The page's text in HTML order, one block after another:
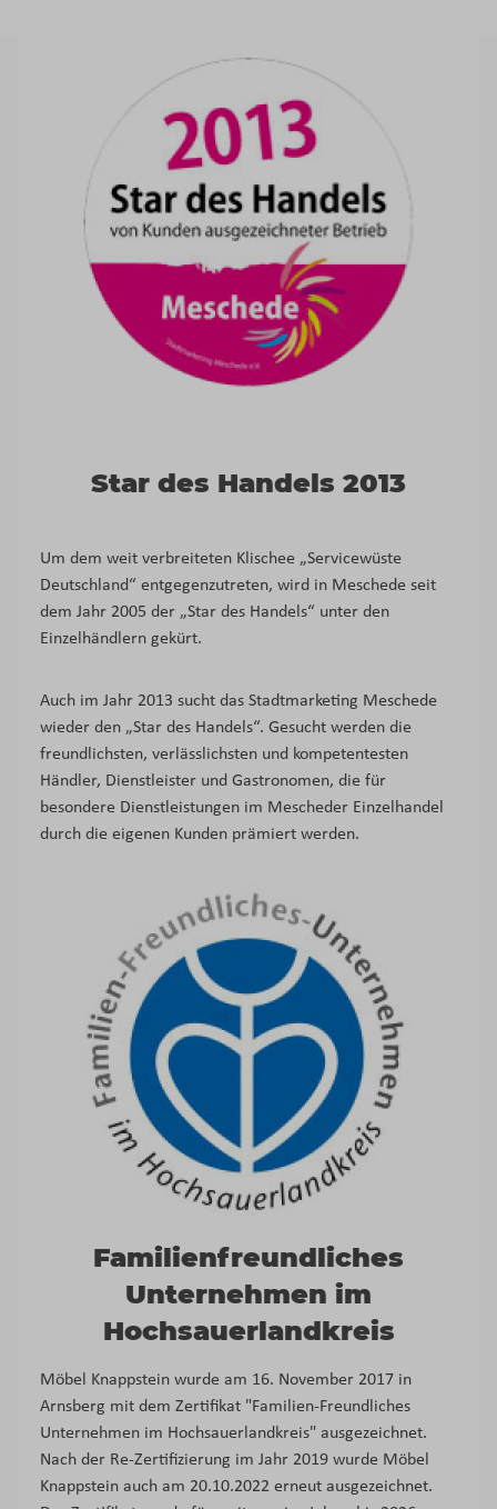
Star des Handels 2013
Um dem weit verbreiteten Klischee „Servicewüste
Deutschland“ entgegenzutreten, wird in Meschede seit
dem Jahr 2005 der „Star des Handels“ unter den
Einzelhändlern gekürt.
Auch im Jahr 2013 sucht das Stadtmarketing Meschede
wieder den „Star des Handels“. Gesucht werden die
freundlichsten, verlässlichsten und kompetentesten
Händler, Dienstleister und Gastronomen, die für
besondere Dienstleistungen im Mescheder Einzelhandel
durch die eigenen Kunden prämiert werden.
Familienfreundliches
Unternehmen im
Hochsauerlandkreis
Möbel Knappstein wurde am 16. November 2017 in
Arnsberg mit dem Zertifikat "Familien-Freundliches
Unternehmen im Hochsauerlandkreis" ausgezeichnet.
Nach der Re-Zertifizierung im Jahr 2019 wurde Möbel
Knappstein auch am 20.10.2022 erneut ausgezeichnet.